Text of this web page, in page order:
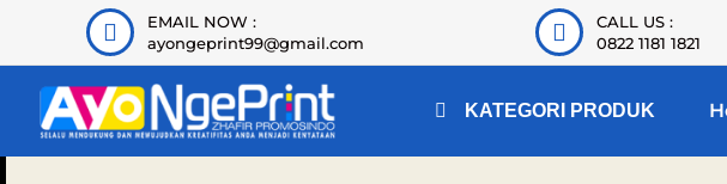
EMAIL NOW :
ayongeprint99@gmail.com
CALL US :
0822 1181 1821
KATEGORI PRODUK